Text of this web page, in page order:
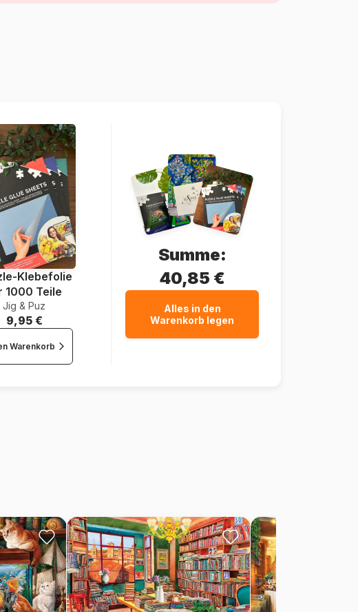
Klebefolie
1000 Teile
Jig & Puz
9,95 €
Warenkorb
Summe:
40,85 €
Alles in den
Warenkorb legen